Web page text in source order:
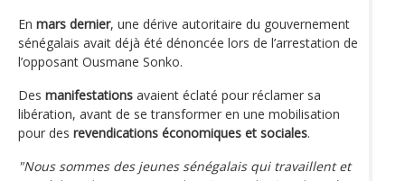
En mars dernier, une dérive autoritaire du gouvernement
sénégalais avait déjà été dénoncée lors de l’arrestation de
l’opposant Ousmane Sonko.
Des manifestations avaient éclaté pour réclamer sa
libération, avant de se transformer en une mobilisation
pour des revendications économiques et sociales.
"Nous sommes des jeunes sénégalais qui travaillent et